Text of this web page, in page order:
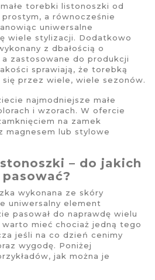
torebki listonoszki od
a równocześnie
uniwersalne
wiele stylizacji. Dodatkowo
z dbałością o
a zastosowane do produkcji
sprawiają, że torebką
przez wiele, wiele sezonów.
najmodniejsze małe
i wzorach. W ofercie
na zamek
magnesem lub stylowe
– do jakich
wykonana ze skóry
uniwersalny element
pasował do naprawdę wielu
mieć chociaż jedną tego
jeśli na co dzień cenimy
wygodę. Poniżej
jak można je